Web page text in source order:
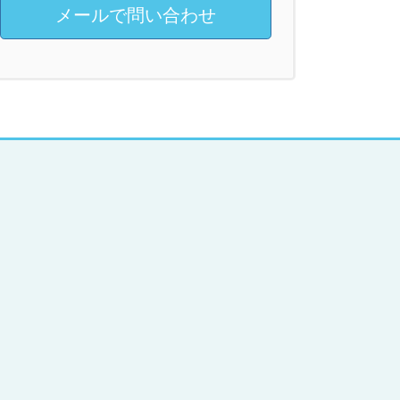
メールで問い合わせ